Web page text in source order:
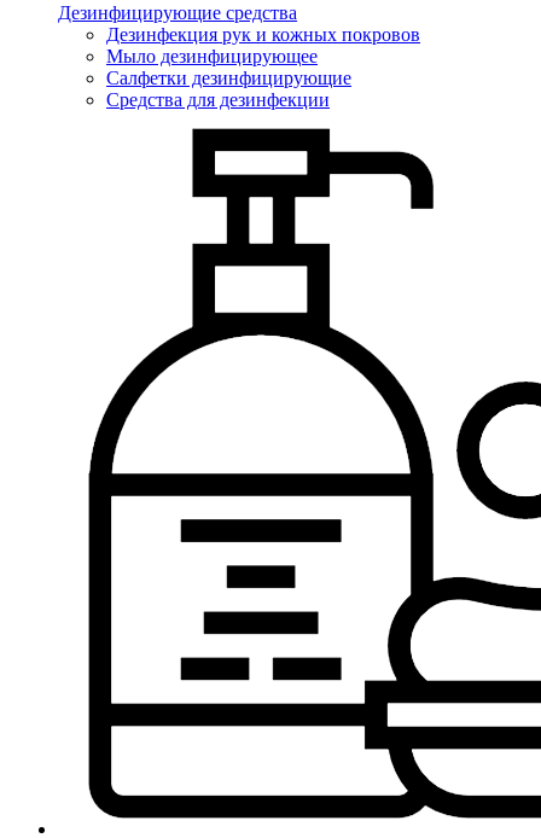
Дезинфицирующие средства
Дезинфекция рук и кожных покровов
Мыло дезинфицирующее
Салфетки дезинфицирующие
Средства для дезинфекции